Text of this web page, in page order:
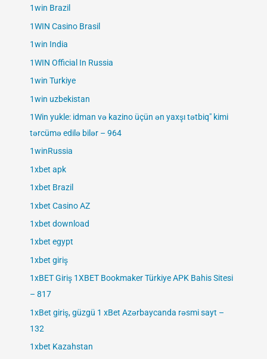
1win Brazil
1WIN Casino Brasil
1win India
1WIN Official In Russia
1win Turkiye
1win uzbekistan
1Win yukle: idman və kazino üçün ən yaxşı tətbiq" kimi
tərcümə edilə bilər – 964
1winRussia
1xbet apk
1xbet Brazil
1xbet Casino AZ
1xbet download
1xbet egypt
1xbet giriş
1xBET Giriş 1XBET Bookmaker Türkiye APK Bahis Sitesi
– 817
1xBet giriş, güzgü 1 xBet Azərbaycanda rəsmi sayt –
132
1xbet Kazahstan